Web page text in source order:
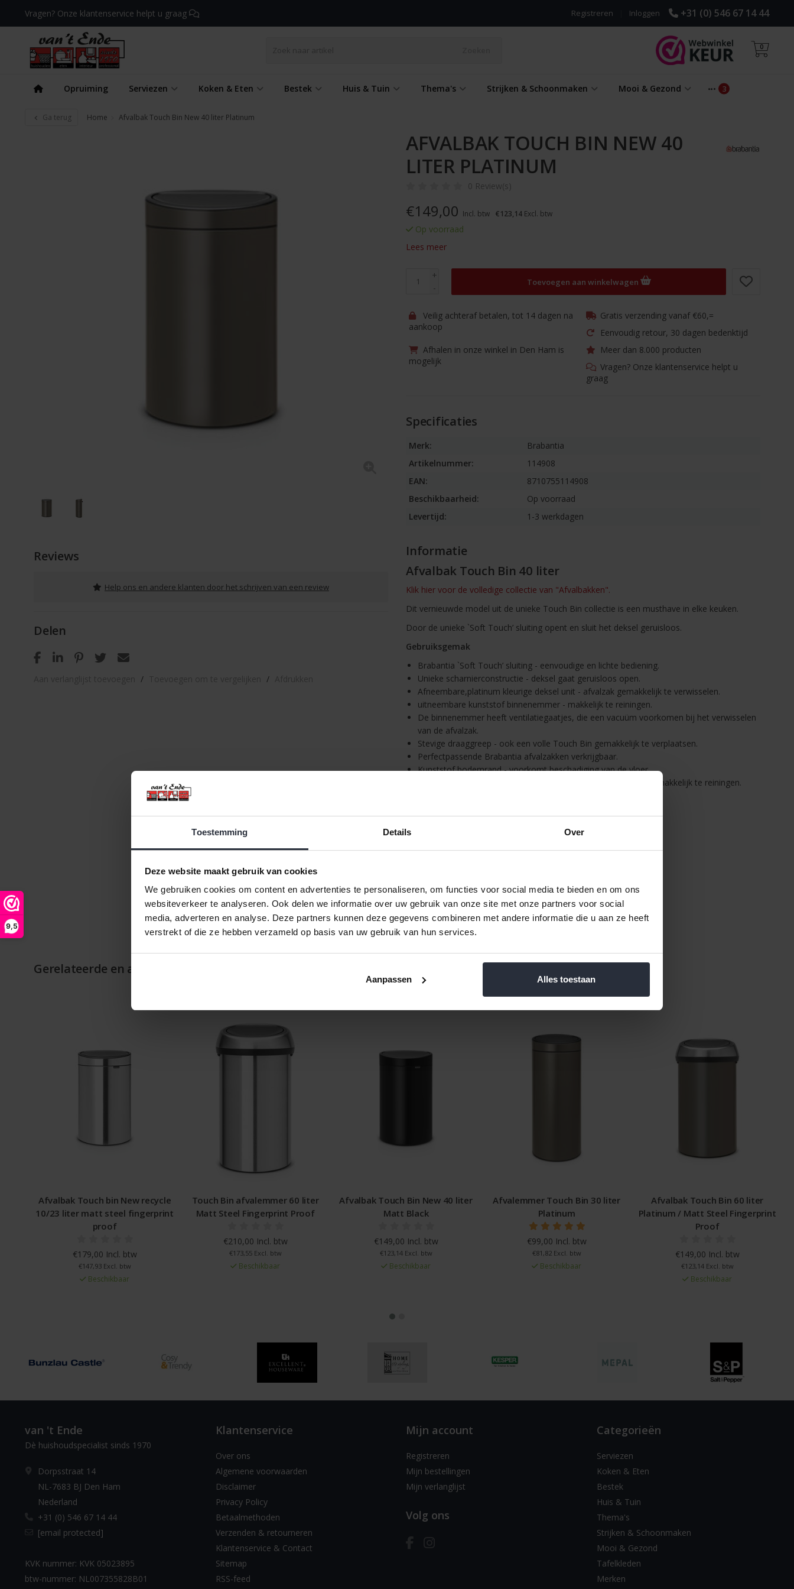
Toestemming Details Over
Deze website maakt gebruik van cookies
We gebruiken cookies om content en advertenties te personaliseren, om functies voor social media te bieden en om ons
websiteverkeer te analyseren. Ook delen we informatie over uw gebruik van onze site met onze partners voor social
media, adverteren en analyse. Deze partners kunnen deze gegevens combineren met andere informatie die u aan ze heeft
verstrekt of die ze hebben verzameld op basis van uw gebruik van hun services.
Aanpassen Alles toestaan
9,5
Vragen? Onze klantenservice helpt u graag +31 (0) 546 67 14 44
Inloggen
Registreren
0
Opruiming Serviezen Koken & Eten Bestek Huis & Tuin Thema's Strijken & Schoonmaken Mooi & Gezond
Ga terug Home Afvalbak Touch Bin New 40 liter Platinum
Reviews
Help ons en andere klanten door het schrijven van een review
Delen
/ /
AFVALBAK TOUCH BIN NEW 40
LITER PLATINUM
0 Review(s)
€149,00 Incl. btw €123,14 Excl. btw
Op voorraad
Lees meer
+
-
Toevoegen aan winkelwagen
Veilig achteraf betalen, tot 14 dagen na
aankoop
Gratis verzending vanaf €60,=
Eenvoudig retour, 30 dagen bedenktijd
Afhalen in onze winkel in Den Ham is
mogelijk
Meer dan 8.000 producten
Vragen? Onze klantenservice helpt u
graag
Specificaties
Merk:
Brabantia
Artikelnummer:
114908
EAN:
8710755114908
Beschikbaarheid:
Op voorraad
Levertijd:
1-3 werkdagen
Informatie
Afvalbak Touch Bin 40 liter
Klik hier voor de volledige collectie van "Afvalbakken".
Dit vernieuwde model uit de unieke Touch Bin collectie is een musthave in elke keuken.
Door de unieke `Soft Touch’ sluiting opent en sluit het deksel geruisloos.
Gebruiksgemak
Brabantia `Soft Touch’ sluiting - eenvoudige en lichte bediening.
Unieke scharnierconstructie - deksel gaat geruisloos open.
Afneembare,platinum kleurige deksel unit - afvalzak gemakkelijk te verwisselen.
uitneembare kunststof binnenemmer - makkelijk te reiningen.
De binnenemmer heeft ventilatiegaatjes, die een vacuüm voorkomen bij het verwisselen
van de afvalzak.
Stevige draaggreep - ook een volle Touch Bin gemakkelijk te verplaatsen.
Perfectpassende Brabantia afvalzakken verkrijgbaar.
Kunststof bodemrand - voorkomt beschadiging van de vloer.
Gemaakt van corrosiebestendige materialen - duurzaam en gemakkelijk te reiningen.
Breedte 43,5 cm
Brabantia garantie
10 jaar
Klik hier voor de bijpassende afvalzak.
Gerelateerde en alternatieve producten
Afvalbak Touch bin New recycle
10/23 liter matt steel fingerprint
proof
€179,00 Incl. btw
€147,93 Excl. btw
Beschikbaar
Touch Bin afvalemmer 60 liter
Matt Steel Fingerprint Proof
€210,00 Incl. btw
€173,55 Excl. btw
Beschikbaar
Afvalbak Touch Bin New 40 liter
Matt Black
€149,00 Incl. btw
€123,14 Excl. btw
Beschikbaar
Afvalemmer Touch Bin 30 liter
Platinum
€99,00 Incl. btw
€81,82 Excl. btw
Beschikbaar
Afvalbak Touch Bin 60 liter
Platinum / Matt Steel Fingerprint
Proof
€149,00 Incl. btw
€123,14 Excl. btw
Beschikbaar
van 't Ende
Dè huishoudspecialist sinds 1970
Dorpsstraat 14
NL-7683 BJ Den Ham
Nederland
+31 (0) 546 67 14 44
[email protected]
KVK nummer: KVK 05023895
btw-nummer: NL007355828B01
Klantenservice
Over ons
Algemene voorwaarden
Disclaimer
Privacy Policy
Betaalmethoden
Verzenden & retourneren
Klantenservice & Contact
Sitemap
RSS-feed
Mijn account
Registreren
Mijn bestellingen
Mijn verlanglijst
Volg ons
Categorieën
Serviezen
Koken & Eten
Bestek
Huis & Tuin
Thema's
Strijken & Schoonmaken
Mooi & Gezond
Tafelkleden
Merken